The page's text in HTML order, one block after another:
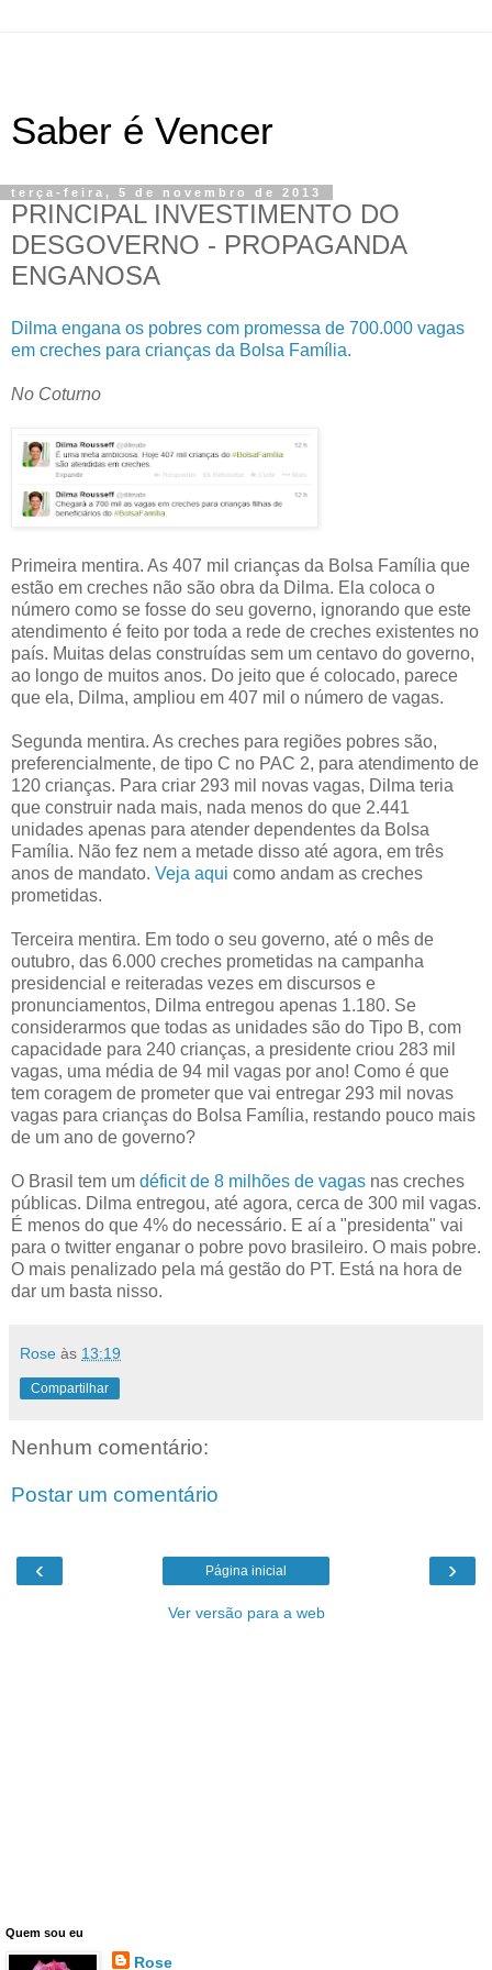
Saber é Vencer
terça-feira, 5 de novembro de 2013
PRINCIPAL INVESTIMENTO DO
DESGOVERNO - PROPAGANDA
ENGANOSA
Dilma engana os pobres com promessa de 700.000 vagas
em creches para crianças da Bolsa Família.
No Coturno
Primeira mentira. As 407 mil crianças da Bolsa Família que
estão em creches não são obra da Dilma. Ela coloca o
número como se fosse do seu governo, ignorando que este
atendimento é feito por toda a rede de creches existentes no
país. Muitas delas construídas sem um centavo do governo,
ao longo de muitos anos. Do jeito que é colocado, parece
que ela, Dilma, ampliou em 407 mil o número de vagas.
Segunda mentira. As creches para regiões pobres são,
preferencialmente, de tipo C no PAC 2, para atendimento de
120 crianças. Para criar 293 mil novas vagas, Dilma teria
que construir nada mais, nada menos do que 2.441
unidades apenas para atender dependentes da Bolsa
Família. Não fez nem a metade disso até agora, em três
anos de mandato. Veja aqui como andam as creches
prometidas.
Terceira mentira. Em todo o seu governo, até o mês de
outubro, das 6.000 creches prometidas na campanha
presidencial e reiteradas vezes em discursos e
pronunciamentos, Dilma entregou apenas 1.180. Se
considerarmos que todas as unidades são do Tipo B, com
capacidade para 240 crianças, a presidente criou 283 mil
vagas, uma média de 94 mil vagas por ano! Como é que
tem coragem de prometer que vai entregar 293 mil novas
vagas para crianças do Bolsa Família, restando pouco mais
de um ano de governo?
O Brasil tem um déficit de 8 milhões de vagas nas creches
públicas. Dilma entregou, até agora, cerca de 300 mil vagas.
É menos do que 4% do necessário. E aí a "presidenta" vai
para o twitter enganar o pobre povo brasileiro. O mais pobre.
O mais penalizado pela má gestão do PT. Está na hora de
dar um basta nisso.
Rose às 13:19
Compartilhar
Nenhum comentário:
Postar um comentário
‹ ›
Página inicial
Ver versão para a web
Quem sou eu
Rose